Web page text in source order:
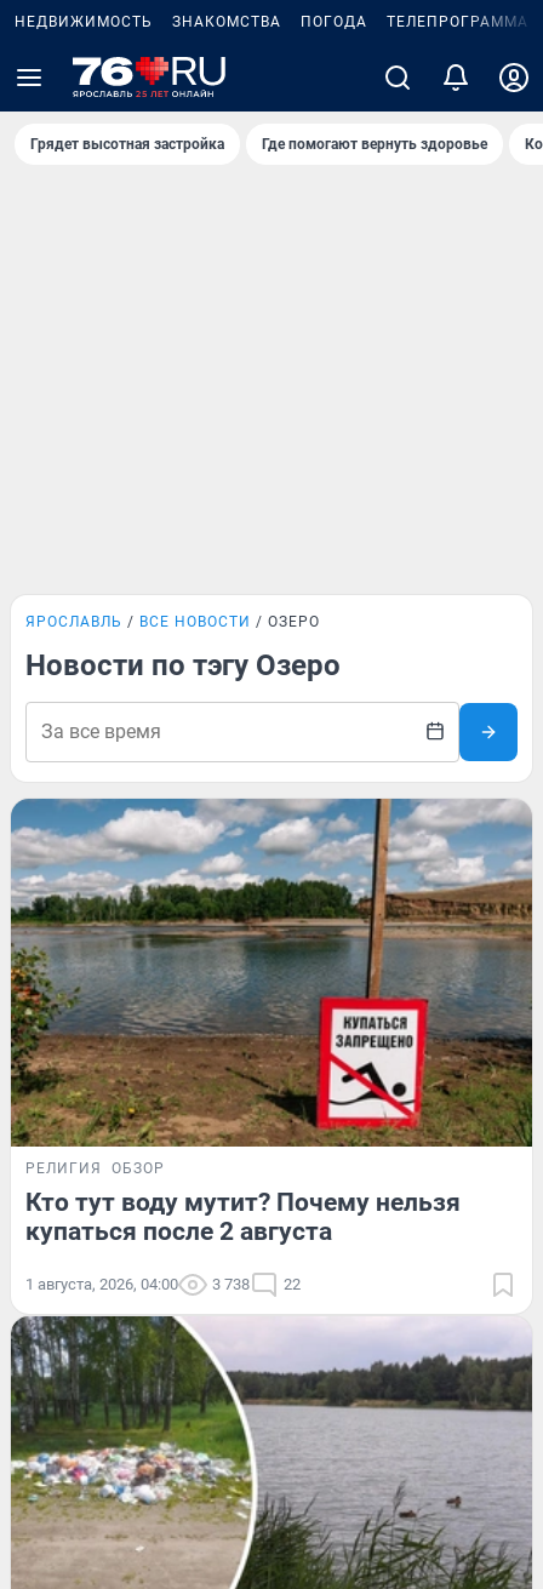
НЕДВИЖИМОСТЬ ЗНАКОМСТВА ПОГОДА ТЕЛЕПРОГРАММА
Грядет высотная застройка Где помогают вернуть здоровье
ЯРОСЛАВЛЬ ВСЕ НОВОСТИ ОЗЕРО
Новости по тэгу Озеро
РЕЛИГИЯ ОБЗОР
Кто тут воду мутит? Почему нельзя
купаться после 2 августа
1 августа, 2026, 04:00 3 738 22